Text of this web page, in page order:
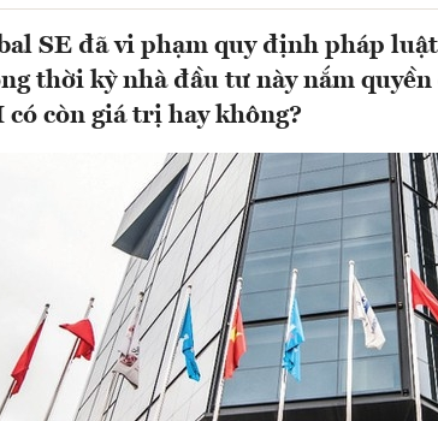
SE đã vi phạm quy định pháp
thời kỳ nhà đầu tư này nắm
có còn giá trị hay không?